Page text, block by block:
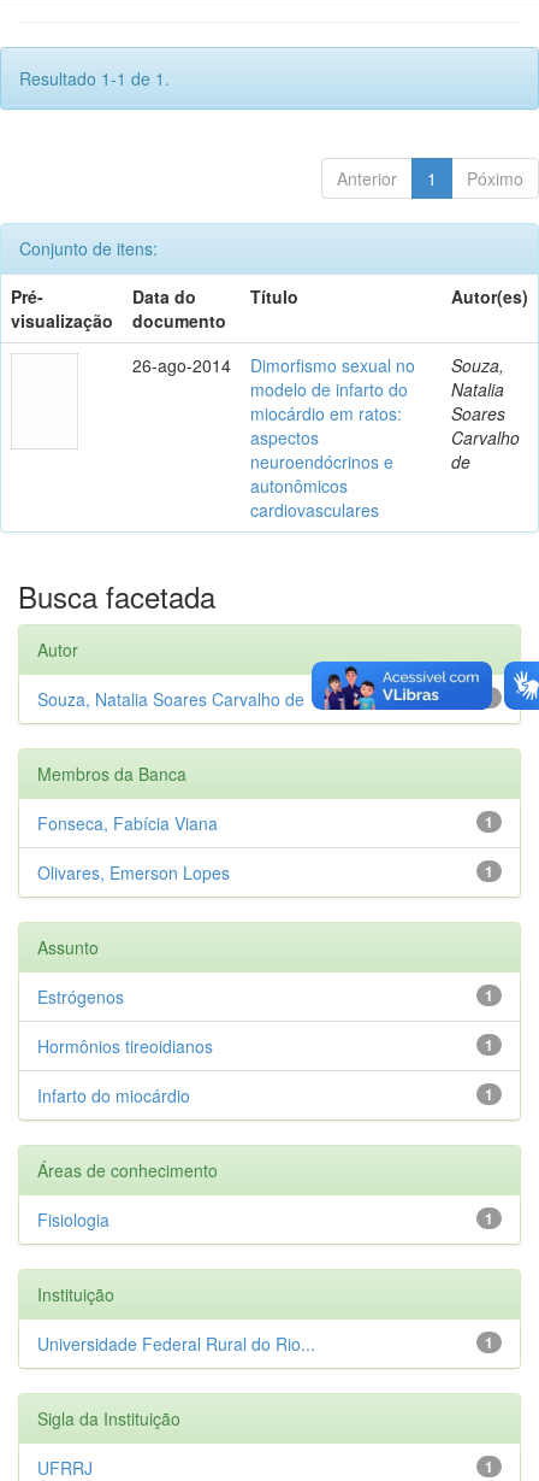
Resultado 1-1 de 1.
Anterior 1 Póximo
Conjunto de itens:
Pré-
visualização
Data do
documento
Título Autor(es)
26-ago-2014
Dimorfismo sexual no
modelo de infarto do
miocárdio em ratos:
aspectos
neuroendócrinos e
autonômicos
cardiovasculares
Souza,
Natalia
Soares
Carvalho
de
Busca facetada
Autor
1
Souza, Natalia Soares Carvalho de
Membros da Banca
1
Fonseca, Fabícia Viana
1
Olivares, Emerson Lopes
Assunto
1
Estrógenos
1
Hormônios tireoidianos
1
Infarto do miocárdio
Áreas de conhecimento
1
Fisiologia
Instituição
1
Universidade Federal Rural do Rio...
Sigla da Instituição
1
UFRRJ